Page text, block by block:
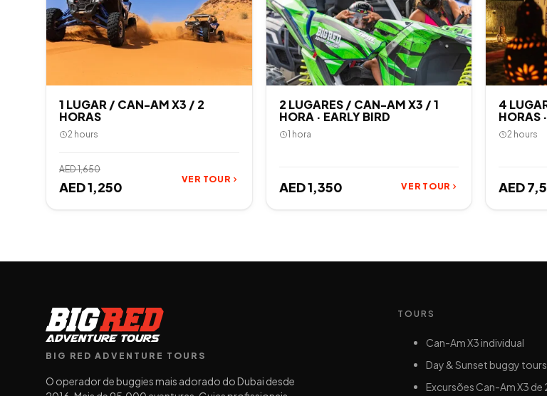
1 LUGAR / CAN-AM X3 / 2
HORAS
2 hours
AED 1,650
AED 1,250 VER TOUR
2 LUGARES / CAN-AM X3 / 1
HORA · EARLY BIRD
1 hora
AED 1,350 VER TOUR
4
HORAS
2 hours
AED
BIG RED ADVENTURE TOURS
O operador de buggies mais adorado do Dubai desde
TOURS
Can-Am X3 individual
Day & Sunset buggy tours
Excursões Can-Am X3 de